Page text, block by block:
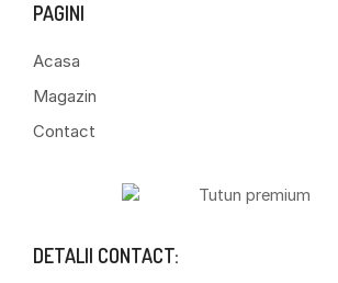
PAGINI
Acasa
Magazin
Contact
DETALII CONTACT: